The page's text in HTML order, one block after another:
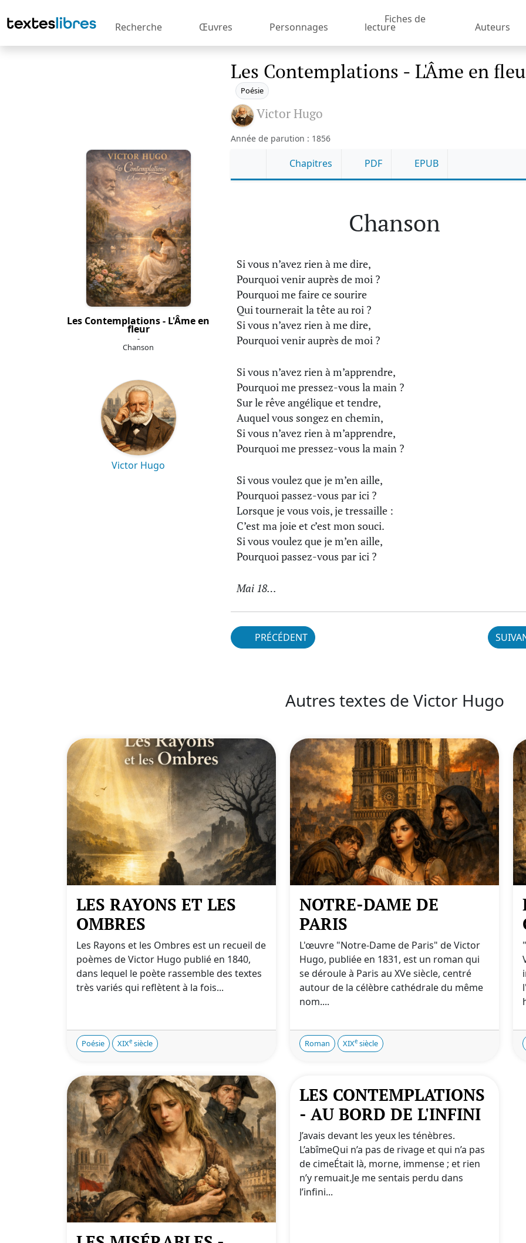
Recherche Œuvres Personnages
Fiches de
lecture Auteurs
Les Contemplations - L'Âme en
fleur
-
Chanson
Victor Hugo
Les Contemplations - L'Âme en
Poésie
Victor Hugo
Année de parution : 1856
Chapitres PDF EPUB
Chanson
Si vous n’avez rien à me dire,
Pourquoi venir auprès de moi ?
Pourquoi me faire ce sourire
Qui tournerait la tête au roi ?
Si vous n’avez rien à me dire,
Pourquoi venir auprès de moi ?
Si vous n’avez rien à m’apprendre,
Pourquoi me pressez-vous la main ?
Sur le rêve angélique et tendre,
Auquel vous songez en chemin,
Si vous n’avez rien à m’apprendre,
Pourquoi me pressez-vous la main ?
Si vous voulez que je m’en aille,
Pourquoi passez-vous par ici ?
Lorsque je vous vois, je tressaille :
C’est ma joie et c’est mon souci.
Si vous voulez que je m’en aille,
Pourquoi passez-vous par ici ?
Mai 18…
PRÉCÉDENT
Autres textes de Victor Hugo
LES RAYONS ET LES
OMBRES
Les Rayons et les Ombres est un recueil de
poèmes de Victor Hugo publié en 1840,
dans lequel le poète rassemble des textes
très variés qui reflètent à la fois...
Poésie XIXe siècle
NOTRE-DAME DE
PARIS
L'œuvre "Notre-Dame de Paris" de Victor
Hugo, publiée en 1831, est un roman qui
se déroule à Paris au XVe siècle, centré
autour de la célèbre cathédrale du même
nom....
Roman XIXe siècle
LES CONTEMPLATIONS
- AU BORD DE L'INFINI
J’avais devant les yeux les ténèbres.
L’abîmeQui n’a pas de rivage et qui n’a pas
de cimeÉtait là, morne, immense ; et rien
n’y remuait.Je me sentais perdu dans
l’infini...